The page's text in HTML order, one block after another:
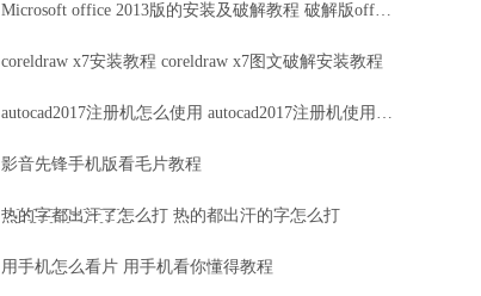
Microsoft office 2013版的安装及破解教程 破解版office2013安装教程
coreldraw x7安装教程 coreldraw x7图文破解安装教程
autocad2017注册机怎么使用 autocad2017注册机使用教程
影音先锋手机版看毛片教程
热҈的҈字҈都҈出҈汗҈了҈怎么打 热的都出汗的字怎么打
用手机怎么看片 用手机看你懂得教程
拳皇98无限币免费下载 V1.3.1
拳皇97金手指版 V2.8.1